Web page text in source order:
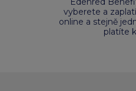
vyberete a
online a stejně
platíte